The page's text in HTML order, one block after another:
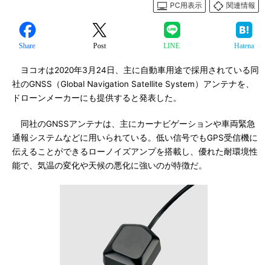
PC用表示
関連情報
Share Post LINE Hatena
ヨコオは2020年3月24日、主に自動車用途で採用されている同
社のGNSS（Global Navigation Satellite System）アンテナを、
ドローンメーカーにも提供すると発表した。
同社のGNSSアンテナは、主にカーナビゲーションや車両緊急
通報システムなどに用いられている。低い信号でもGPS受信機に
伝えることができるローノイズアンプを搭載し、優れた耐環境性
能で、気温の変化や天候の悪化に強いのが特徴だ。